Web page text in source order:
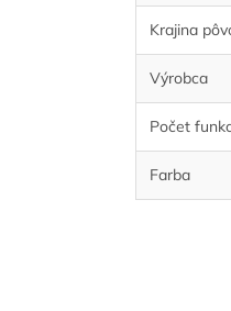
Krajina
Výrobca
Počet
Farba